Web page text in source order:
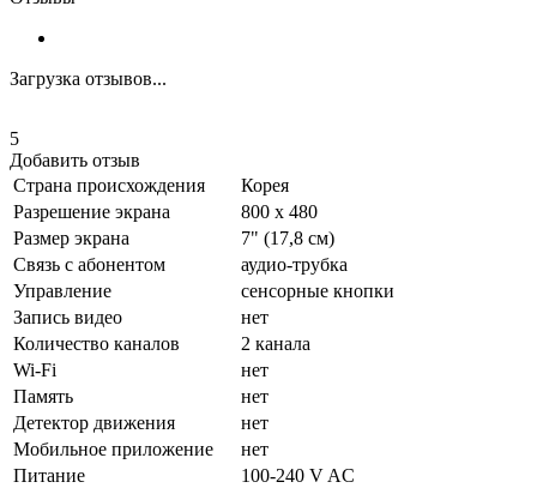
Загрузка отзывов...
5
Добавить отзыв
Страна происхождения
Корея
Разрешение экрана
800 х 480
Размер экрана
7" (17,8 см)
Связь с абонентом
аудио-трубка
Управление
сенсорные кнопки
Запись видео
нет
Количество каналов
2 канала
Wi-Fi
нет
Память
нет
Детектор движения
нет
Мобильное приложение
нет
Питание
100-240 V AC